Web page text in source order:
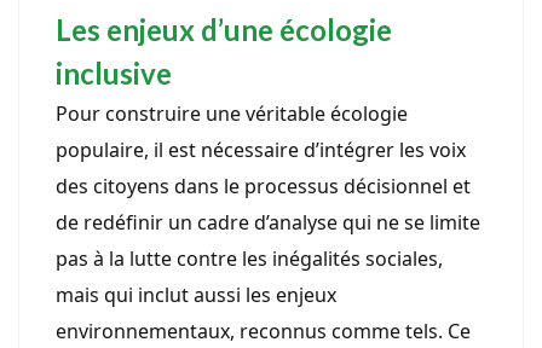
Les enjeux d’une écologie
inclusive
Pour construire une véritable écologie
populaire, il est nécessaire d’intégrer les voix
des citoyens dans le processus décisionnel et
de redéfinir un cadre d’analyse qui ne se limite
pas à la lutte contre les inégalités sociales,
mais qui inclut aussi les enjeux
environnementaux, reconnus comme tels. Ce